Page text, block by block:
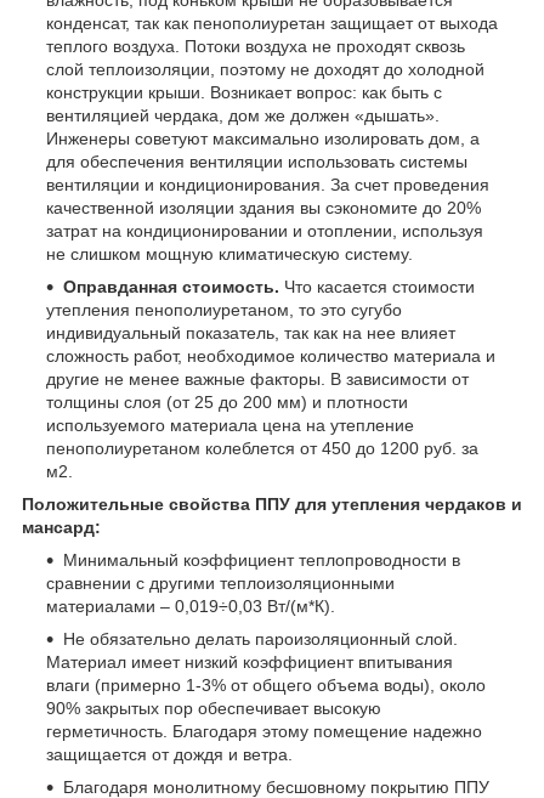
конденсат, так как пенополиуретан защищает от выхода
теплого воздуха. Потоки воздуха не проходят сквозь
слой теплоизоляции, поэтому не доходят до холодной
конструкции крыши. Возникает вопрос: как быть с
вентиляцией чердака, дом же должен «дышать».
Инженеры советуют максимально изолировать дом, а
для обеспечения вентиляции использовать системы
вентиляции и кондиционирования. За счет проведения
качественной изоляции здания вы сэкономите до 20%
затрат на кондиционировании и отоплении, используя
не слишком мощную климатическую систему.
Оправданная стоимость. Что касается стоимости
утепления пенополиуретаном, то это сугубо
индивидуальный показатель, так как на нее влияет
сложность работ, необходимое количество материала и
другие не менее важные факторы. В зависимости от
толщины слоя (от 25 до 200 мм) и плотности
используемого материала цена на утепление
пенополиуретаном колеблется от 450 до 1200 руб. за
м2.
Положительные свойства ППУ для утепления чердаков и
мансард:
Минимальный коэффициент теплопроводности в
сравнении с другими теплоизоляционными
материалами – 0,019÷0,03 Вт/(м*К).
Не обязательно делать пароизоляционный слой.
Материал имеет низкий коэффициент впитывания
влаги (примерно 1-3% от общего объема воды), около
90% закрытых пор обеспечивает высокую
герметичность. Благодаря этому помещение надежно
защищается от дождя и ветра.
Благодаря монолитному бесшовному покрытию ППУ